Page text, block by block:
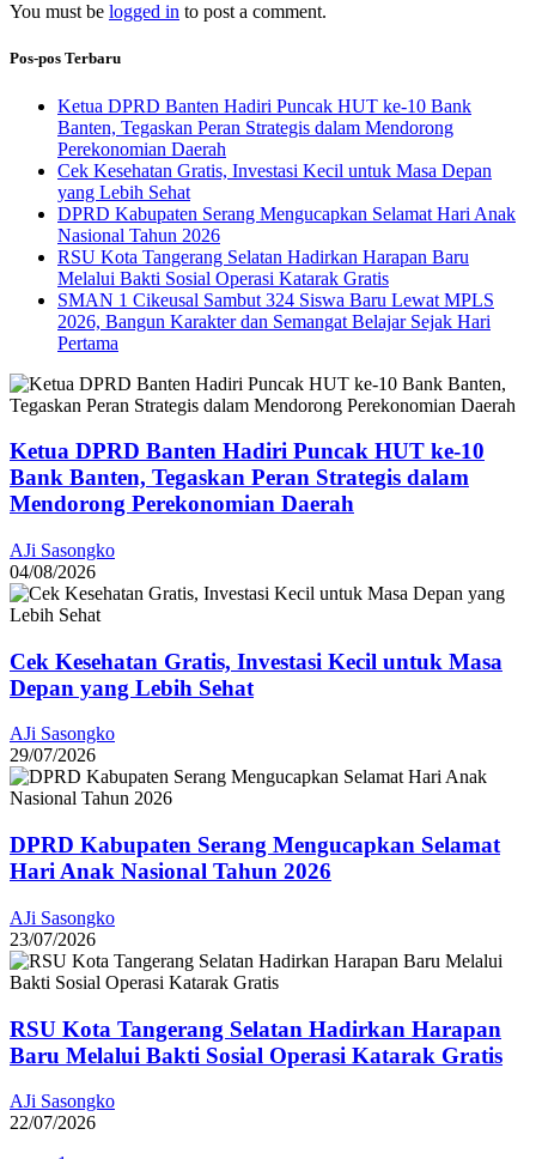
You must be logged in to post a comment.
Pos-pos Terbaru
Ketua DPRD Banten Hadiri Puncak HUT ke-10 Bank
Banten, Tegaskan Peran Strategis dalam Mendorong
Perekonomian Daerah
Cek Kesehatan Gratis, Investasi Kecil untuk Masa Depan
yang Lebih Sehat
DPRD Kabupaten Serang Mengucapkan Selamat Hari Anak
Nasional Tahun 2026
RSU Kota Tangerang Selatan Hadirkan Harapan Baru
Melalui Bakti Sosial Operasi Katarak Gratis
SMAN 1 Cikeusal Sambut 324 Siswa Baru Lewat MPLS
2026, Bangun Karakter dan Semangat Belajar Sejak Hari
Pertama
Ketua DPRD Banten Hadiri Puncak HUT ke-10
Bank Banten, Tegaskan Peran Strategis dalam
Mendorong Perekonomian Daerah
AJi Sasongko
04/08/2026
Cek Kesehatan Gratis, Investasi Kecil untuk Masa
Depan yang Lebih Sehat
AJi Sasongko
29/07/2026
DPRD Kabupaten Serang Mengucapkan Selamat
Hari Anak Nasional Tahun 2026
AJi Sasongko
23/07/2026
RSU Kota Tangerang Selatan Hadirkan Harapan
Baru Melalui Bakti Sosial Operasi Katarak Gratis
AJi Sasongko
22/07/2026